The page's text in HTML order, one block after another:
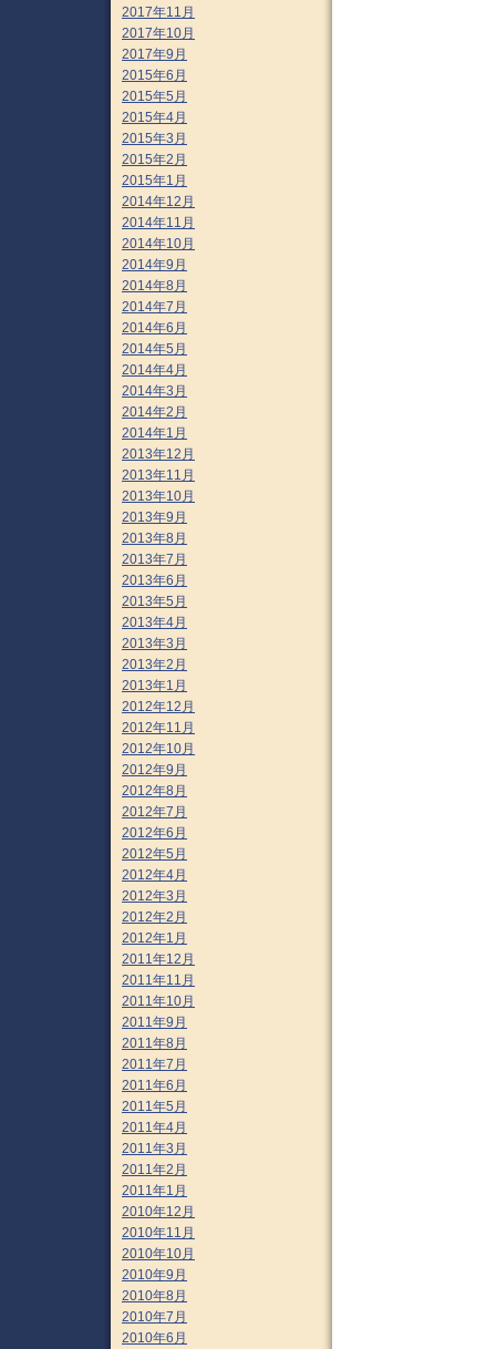
2017年11月
2017年10月
2017年9月
2015年6月
2015年5月
2015年4月
2015年3月
2015年2月
2015年1月
2014年12月
2014年11月
2014年10月
2014年9月
2014年8月
2014年7月
2014年6月
2014年5月
2014年4月
2014年3月
2014年2月
2014年1月
2013年12月
2013年11月
2013年10月
2013年9月
2013年8月
2013年7月
2013年6月
2013年5月
2013年4月
2013年3月
2013年2月
2013年1月
2012年12月
2012年11月
2012年10月
2012年9月
2012年8月
2012年7月
2012年6月
2012年5月
2012年4月
2012年3月
2012年2月
2012年1月
2011年12月
2011年11月
2011年10月
2011年9月
2011年8月
2011年7月
2011年6月
2011年5月
2011年4月
2011年3月
2011年2月
2011年1月
2010年12月
2010年11月
2010年10月
2010年9月
2010年8月
2010年7月
2010年6月